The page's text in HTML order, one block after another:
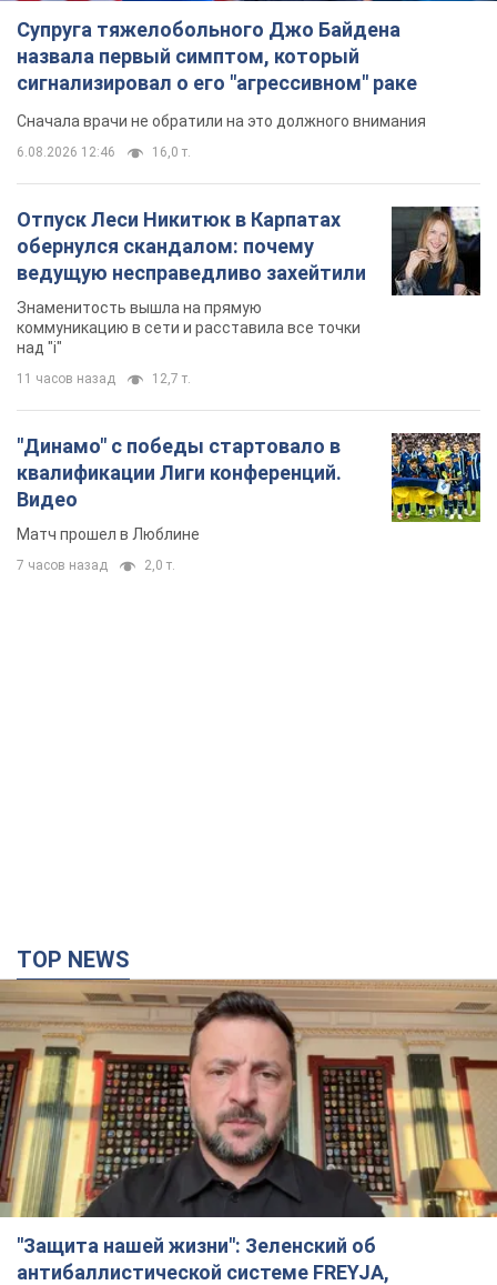
Супруга тяжелобольного Джо Байдена
назвала первый симптом, который
сигнализировал о его "агрессивном" раке
Сначала врачи не обратили на это должного внимания
6.08.2026 12:46 16,0 т.
Отпуск Леси Никитюк в Карпатах
обернулся скандалом: почему
ведущую несправедливо захейтили
Знаменитость вышла на прямую
коммуникацию в сети и расставила все точки
над "i"
11 часов назад 12,7 т.
"Динамо" с победы стартовало в
квалификации Лиги конференций.
Видео
Матч прошел в Люблине
7 часов назад 2,0 т.
TOP NEWS
"Защита нашей жизни": Зеленский об
антибаллистической системе FREYJA,